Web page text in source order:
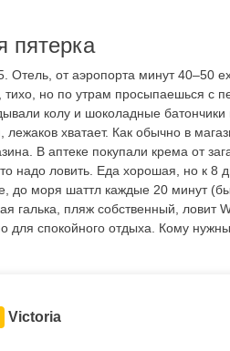
пятерка
Отель, от аэропорта минут 40–50
тихо, но по утрам просыпаешься с
колу и шоколадные
хватает. Как обычно в
В аптеке покупали крема от
надо ловить. Еда хорошая, но к
до моря шаттл каждые 20 минут
галька, пляж собственный, ловит
для спокойного отдыха. Кому
Victoria